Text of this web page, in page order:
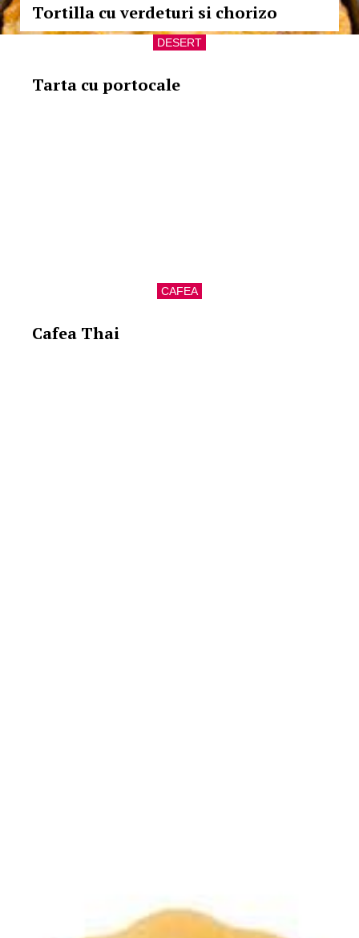
Tortilla cu verdeturi si chorizo
DESERT
Tarta cu portocale
CAFEA
Cafea Thai